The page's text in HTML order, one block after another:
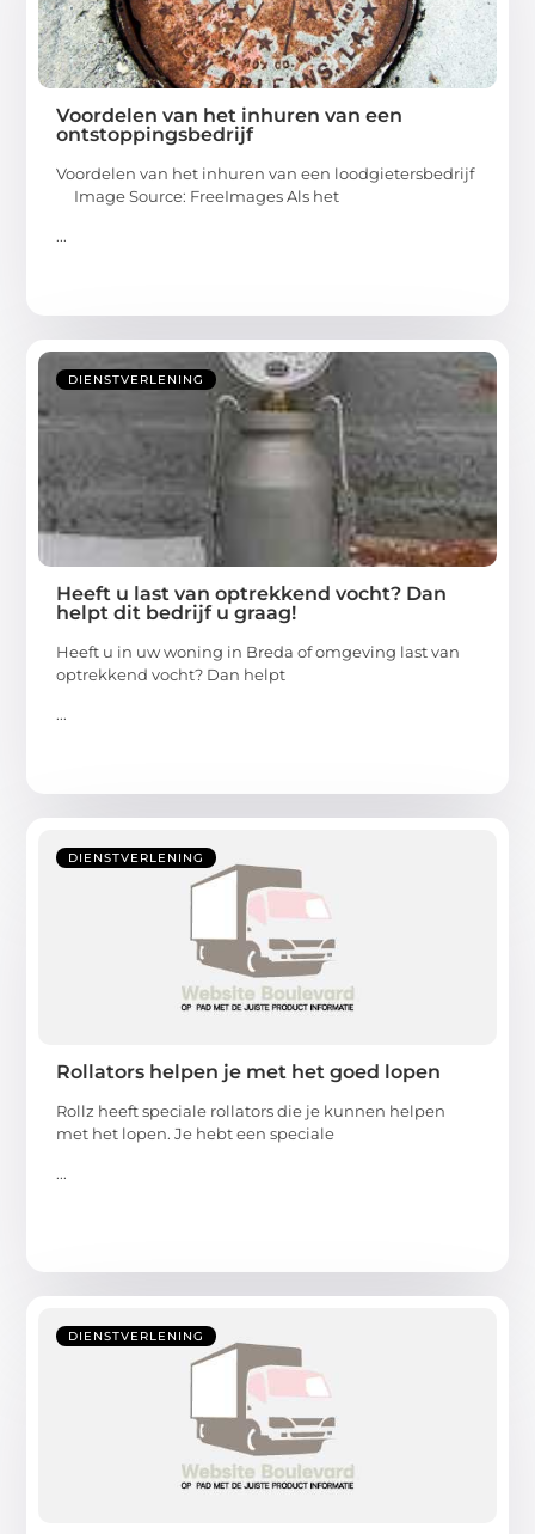
Voordelen van het inhuren van een
ontstoppingsbedrijf
Voordelen van het inhuren van een loodgietersbedrijf
‍ Image Source: FreeImages‍ Als het
...
DIENSTVERLENING
Heeft u last van optrekkend vocht? Dan
helpt dit bedrijf u graag!
Heeft u in uw woning in Breda of omgeving last van
optrekkend vocht? Dan helpt
...
DIENSTVERLENING
Rollators helpen je met het goed lopen
Rollz heeft speciale rollators die je kunnen helpen
met het lopen. Je hebt een speciale
...
DIENSTVERLENING